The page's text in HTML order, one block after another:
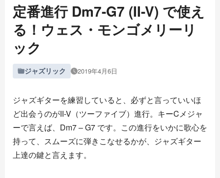
定番進行 Dm7-G7 (II-V) で使え
る！ウェス・モンゴメリーリ
ック
ジャズリック 2019年4月6日
ジャズギターを練習していると、必ずと言っていいほ
ど出会うのがII-V（ツーファイブ）進行。キーCメジャ
ーで言えば、Dm7 – G7 です。この進行をいかに歌心を
持って、スムーズに弾きこなせるかが、ジャズギター
上達の鍵と言えます。